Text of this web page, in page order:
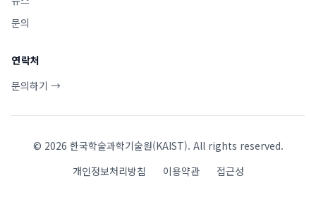
문의
연락처
문의하기 →
© 2026 한국학술과학기술원(KAIST). All rights reserved.
개인정보처리방침
이용약관 접근성